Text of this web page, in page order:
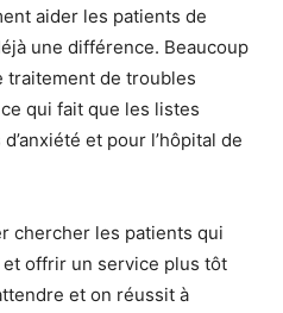
aider les patients de
une différence. Beaucoup
traitement de troubles
qui fait que les listes
et pour l’hôpital de
chercher les patients qui
offrir un service plus tôt
et on réussit à